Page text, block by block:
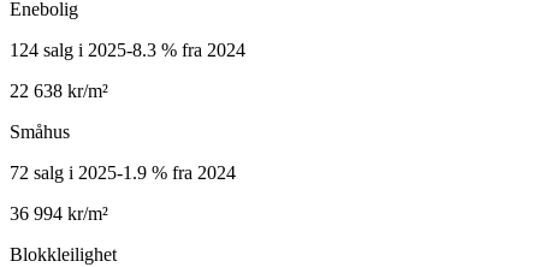
Enebolig
124 salg i 2025-8.3 % fra 2024
22 638 kr/m²
Småhus
72 salg i 2025-1.9 % fra 2024
36 994 kr/m²
Blokkleilighet